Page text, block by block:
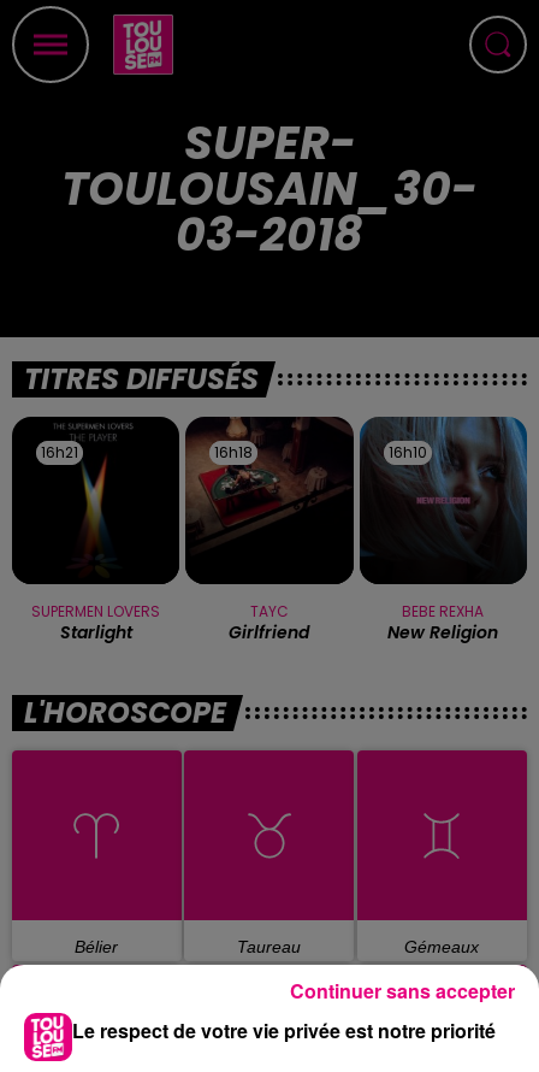
SUPER-
TOULOUSAIN_30-
03-2018
TITRES DIFFUSÉS
16h21
16h21
SUPERMEN LOVERS
Starlight
16h18
16h18
TAYC
Girlfriend
16h10
16h10
BEBE REXHA
New Religion
L'HOROSCOPE
Bélier Taureau Gémeaux
Le respect de votre vie privée est notre priorité
Continuer sans accepter